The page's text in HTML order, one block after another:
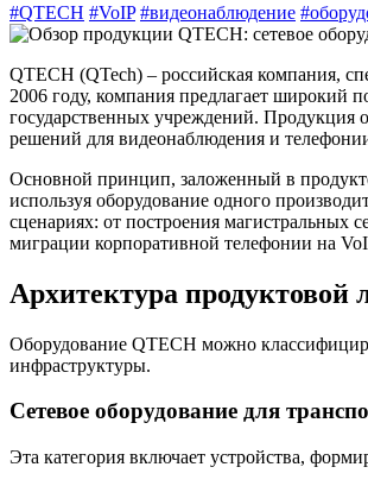
#QTECH #VoIP #видеонаблюдение
QTECH (QTech) – российская компания,
2006 году, компания предлагает широкий
государственных учреждений. Продукция
решений для видеонаблюдения и
Основной принцип, заложенный в
используя оборудование одного
сценариях: от построения магистральных
миграции корпоративной телефонии на
Архитектура
Оборудование QTECH можно
инфраструктуры.
Сетевое оборудование для
Эта категория включает устройства,